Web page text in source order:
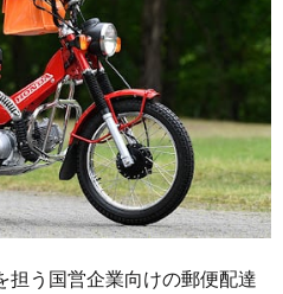
担う国営企業向けの郵便配達